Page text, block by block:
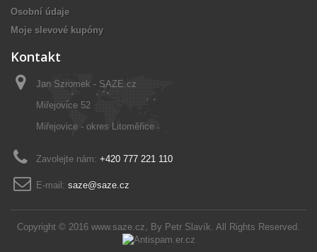
Copyright © 2016 www.saze.cz, By Petr Slavík. All Rights Reserved.
Osobní údaje
Moje slevové kupóny
Kontakt
Jan Szromek - SAZE.cz
Miřejovice 52
Miřejovice - okres Litoměřice
Zavolejte nám: +420 777 221 110
E-mail: saze@saze.cz